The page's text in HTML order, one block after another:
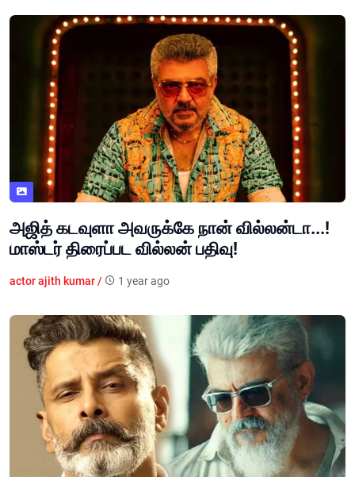
அஜித் கடவுளா அவருக்கே நான் வில்லன்டா...!
மாஸ்டர் திரைப்பட வில்லன் பதிவு!
actor ajith kumar / 1 year ago